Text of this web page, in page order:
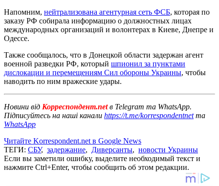
Напомним, нейтрализована агентурная сеть ФСБ, которая по
заказу РФ собирала информацию о должностных лицах
международных организаций и волонтерах в Киеве, Днепре и
Одессе.
Также сообщалось, что в Донецкой области задержан агент
военной разведки РФ, который шпионил за пунктами
дислокации и перемещениям Сил обороны Украины, чтобы
наводить по ним вражеские удары.
Новини від Корреспондент.netв Telegram та WhatsApp.
Підписуйтесь на наші канали https://t.me/korrespondentnetта
WhatsApp
Читайте Korrespondent.net в Google News
ТЕГИ: СБУ, задержание, Диверсанты, новости Украины
Если вы заметили ошибку, выделите необходимый текст и
нажмите Ctrl+Enter, чтобы сообщить об этом редакции.